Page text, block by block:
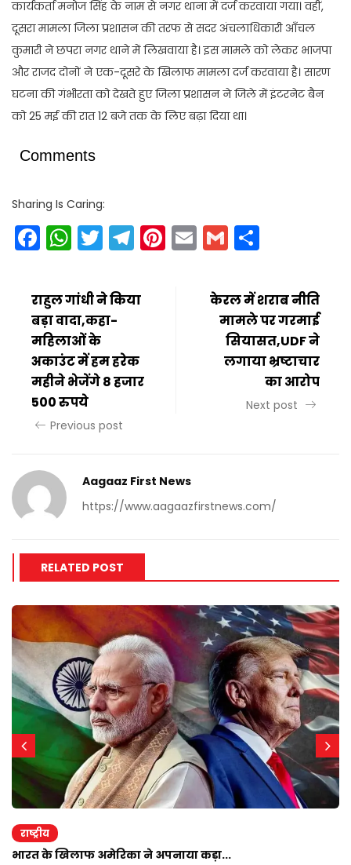
कार्यकर्ता मनोज सिंह के नाम से नगर थाना में दर्ज करवाया गया। वहीं,
दूसरा मामला जिला प्रशासन की तरफ से सदर अंचलाधिकारी आँचल
कुमारी ने छपरा नगर थाने में लिखवाया है। इस मामले को लेकर भाजपा
और राजद दोनों ने एक-दूसरे के खिलाफ मामला दर्ज करवाया है। सारण
घटना की गंभीरता को देखते हुए जिला प्रशासन ने जिले में इंटरनेट बैन
को 25 मई की रात 12 बजे तक के लिए बढ़ा दिया था।
Comments
Sharing Is Caring:
Facebook
WhatsApp
Twitter
Telegram
Pinterest
EmailGmail
राहुल गांधी ने किया
बड़ा वादा,कहा-
महिलाओं के
अकाउंट में हम हरेक
महीने भेजेंगे 8 हजार
500 रुपये
Previous post
केरल में शराब नीति
मामले पर गरमाई
सियासत,UDF ने
लगाया भ्रष्टाचार
का आरोप
Next post
Aagaaz First News
https://www.aagaazfirstnews.com/
RELATED POST
राष्ट्रीय
भारत के खिलाफ अमेरिका ने अपनाया कड़ा...